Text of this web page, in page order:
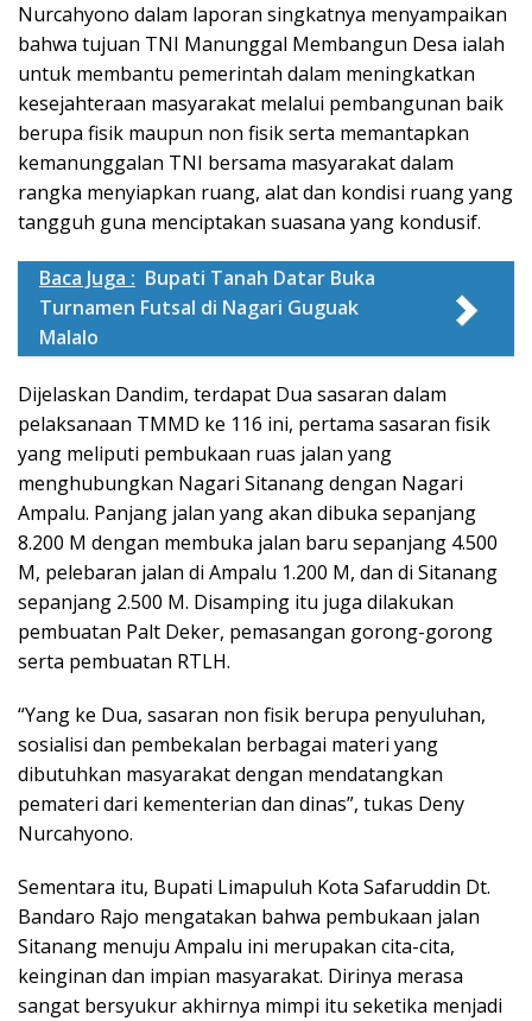
Nurcahyono dalam laporan singkatnya menyampaikan
bahwa tujuan TNI Manunggal Membangun Desa ialah
untuk membantu pemerintah dalam meningkatkan
kesejahteraan masyarakat melalui pembangunan baik
berupa fisik maupun non fisik serta memantapkan
kemanunggalan TNI bersama masyarakat dalam
rangka menyiapkan ruang, alat dan kondisi ruang yang
tangguh guna menciptakan suasana yang kondusif.
Baca Juga : Bupati Tanah Datar Buka
Turnamen Futsal di Nagari Guguak
Malalo
Dijelaskan Dandim, terdapat Dua sasaran dalam
pelaksanaan TMMD ke 116 ini, pertama sasaran fisik
yang meliputi pembukaan ruas jalan yang
menghubungkan Nagari Sitanang dengan Nagari
Ampalu. Panjang jalan yang akan dibuka sepanjang
8.200 M dengan membuka jalan baru sepanjang 4.500
M, pelebaran jalan di Ampalu 1.200 M, dan di Sitanang
sepanjang 2.500 M. Disamping itu juga dilakukan
pembuatan Palt Deker, pemasangan gorong-gorong
serta pembuatan RTLH.
“Yang ke Dua, sasaran non fisik berupa penyuluhan,
sosialisi dan pembekalan berbagai materi yang
dibutuhkan masyarakat dengan mendatangkan
pemateri dari kementerian dan dinas”, tukas Deny
Nurcahyono.
Sementara itu, Bupati Limapuluh Kota Safaruddin Dt.
Bandaro Rajo mengatakan bahwa pembukaan jalan
Sitanang menuju Ampalu ini merupakan cita-cita,
keinginan dan impian masyarakat. Dirinya merasa
sangat bersyukur akhirnya mimpi itu seketika menjadi